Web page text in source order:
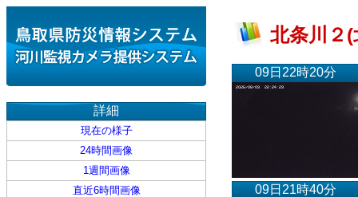
詳細
現在の様子
24時間画像
1週間画像
直近6時間画像
北条川２
09日22時20分
09日21時40分